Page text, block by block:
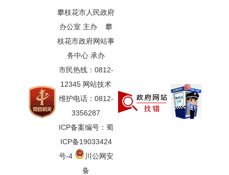
攀枝花市人民政府
办公室 主办 攀
枝花市政府网站事
务中心 承办
市民热线：0812-
12345 网站技术
维护电话：0812-
3356287
ICP备案编号：蜀
ICP备19033424
号-4
川公网安
备